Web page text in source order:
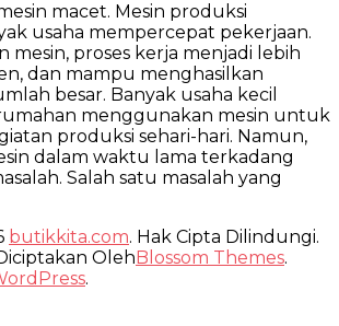
Mengatasi
Mesin
Macet
agar
Mesin
Kembali
Normal
macet. Mesin produksi
usaha mempercepat pekerjaan.
mesin, proses kerja menjadi lebih
dan mampu menghasilkan
besar. Banyak usaha kecil
menggunakan mesin untuk
produksi sehari-hari. Namun,
dalam waktu lama terkadang
Salah satu masalah yang
butikkita.com. Hak Cipta Dilindungi.
Oleh Blossom Themes.
.